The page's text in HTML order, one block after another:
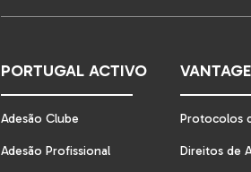
PORTUGAL ACTIVO
Adesão Clube
Adesão Profissional
Protocolos
Direitos de